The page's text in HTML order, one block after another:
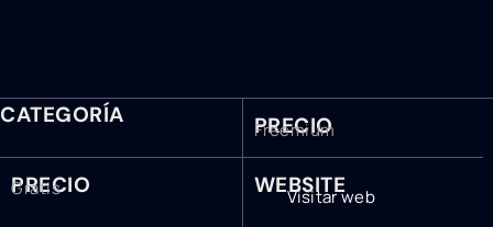
CATEGORÍA PRECIO
Freemium
PRECIO
Gratis WEBSITE
Visitar web